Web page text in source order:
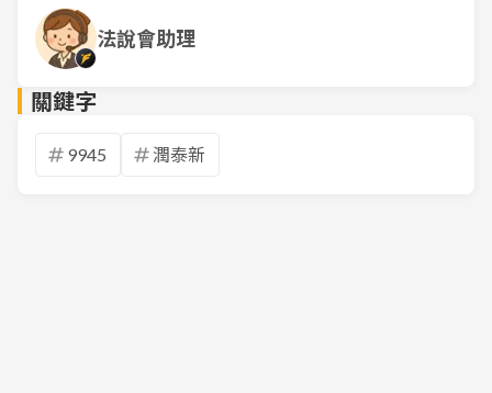
法說會助理
關鍵字
9945 潤泰新